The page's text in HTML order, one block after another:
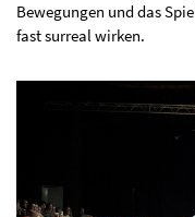
Bewegungen und das
fast surreal wirken.